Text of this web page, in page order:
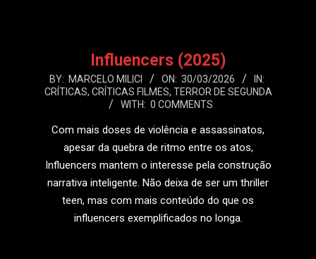
Influencers (2025)
2026-
03-
BY: MARCELO MILICI ON: 30/03/2026
IN:
CRÍTICAS, CRÍTICAS FILMES, TERROR DE SEGUNDA
WITH: 0 COMMENTS
Com mais doses de violência e assassinatos,
apesar da quebra de ritmo entre os atos,
Influencers mantem o interesse pela construção
narrativa inteligente. Não deixa de ser um thriller
teen, mas com mais conteúdo do que os
influencers exemplificados no longa.